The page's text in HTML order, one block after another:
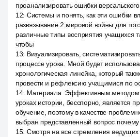
проанализировать ошибки
12: Системы и понять, как эти ошибки
развязывание 2 мировой войны для
различные типы восприятия учащихся
чтобы
13: Визуализировать,
процессе урока. Мной будет
хронологическая линейка, который
провести и рефлексию учащимися по
14: Материала. Эффективным методом
уроках истории, бесспорно, является
обучение, поэтому в качестве
выбран представленный вопрос
15: Смотря на все стремления ведущих